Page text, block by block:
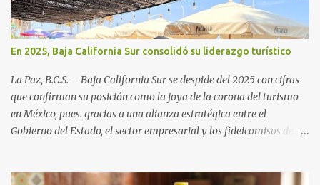
En 2025, Baja California Sur consolidó su liderazgo turístico
La Paz, B.C.S. – Baja California Sur se despide del 2025 con cifras
que confirman su posición como la joya de la corona del turismo
en México, pues. gracias a una alianza estratégica entre el
Gobierno del Estado, el sector empresarial y los fideicomisos de
una derrama económica sin precedentes. Las proyecciones para